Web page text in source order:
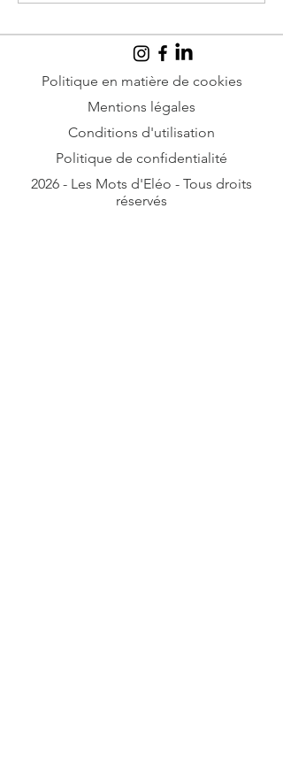
l'Orient, mais si peu
les Arabes ?
Politique en matière de cookies
Mentions légales
Conditions d'utilisation
Politique de confidentialité
2026 - Les Mots d'Eléo - Tous droits
réservés